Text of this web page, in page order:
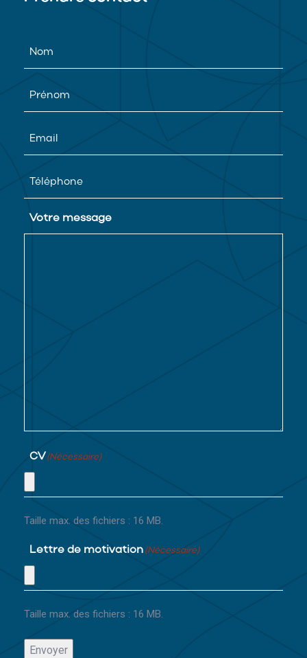
Nom
First
Email
Telephone
Votre message
CV (Nécessaire)
Taille max. des fichiers : 16 MB.
Lettre de motivation (Nécessaire)
Taille max. des fichiers : 16 MB.
Envoyer